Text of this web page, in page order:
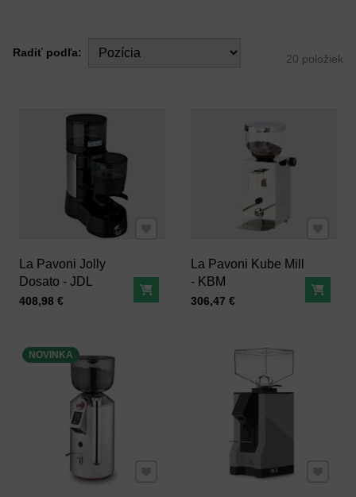
Radiť podľa: 20 položiek
La Pavoni Jolly
Dosato - JDL
Cena s DPH
408,98 € Do košíka
Pridať k Obľúbeným
La Pavoni Kube Mill
- KBM
Cena s DPH
306,47 € Do
NOVINKA
Pridať k Obľúbeným